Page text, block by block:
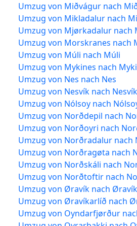
Umzug von Miðvágur nach
Umzug von Mikladalur nach
Umzug von Mjørkadalur nach
Umzug von Morskranes nach
Umzug von Múli nach Múli
Umzug von Mykines nach
Umzug von Nes nach Nes
Umzug von Nesvík nach Nesvík
Umzug von Nólsoy nach
Umzug von Norðdepil nach
Umzug von Norðoyri nach
Umzug von Norðradalur nach
Umzug von Norðragøta nach
Umzug von Norðskáli nach
Umzug von Norðtoftir nach
Umzug von Øravík nach Øravík
Umzug von Øravíkarlíð nach
Umzug von Oyndarfjørður